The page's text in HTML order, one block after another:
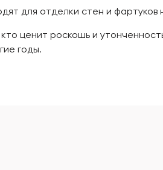
для отделки стен и фартуков
ценит роскошь и
годы.